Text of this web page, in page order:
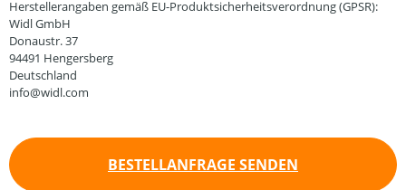
Herstellerangaben gemäß EU-Produktsicherheitsverordnung (GPSR):
Widl GmbH
Donaustr. 37
94491 Hengersberg
Deutschland
info@widl.com
BESTELLANFRAGE SENDEN